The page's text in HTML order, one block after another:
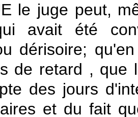
le juge peut,
avait été
dérisoire;
de retard , que
des jours
et du fait